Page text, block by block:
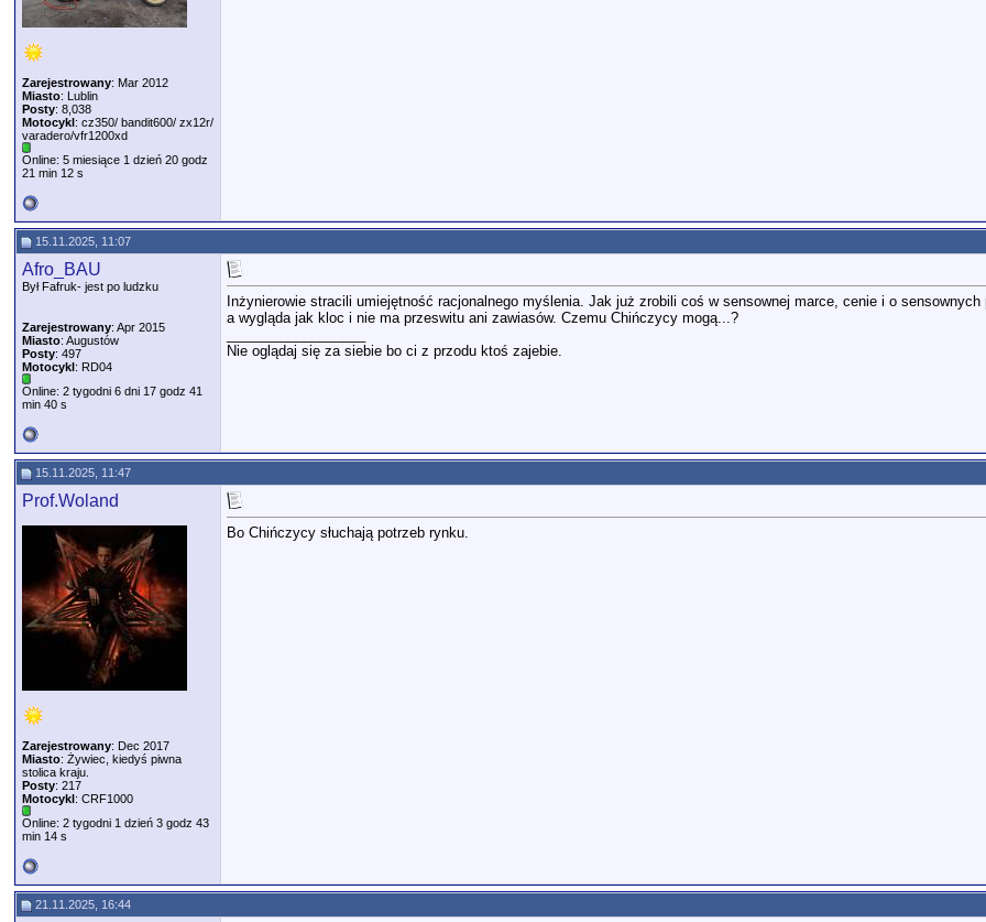
Zarejestrowany: Mar 2012
Miasto: Lublin
Posty: 8,038
Motocykl: cz350/ bandit600/ zx12r/
varadero/vfr1200xd
Online: 5 miesiące 1 dzień 20 godz
21 min 12 s
15.11.2025, 11:07
Afro_BAU
Był Fafruk- jest po ludzku
Zarejestrowany: Apr 2015
Miasto: Augustów
Posty: 497
Motocykl: RD04
Online: 2 tygodni 6 dni 17 godz 41
min 40 s
Inżynierowie stracili umiejętność racjonalnego myślenia. Jak już zrobili coś w sensownej marce, cenie i o
a wygląda jak kloc i nie ma przeswitu ani zawiasów. Czemu Chińczycy mogą...?
Nie oglądaj się za siebie bo ci z przodu ktoś zajebie.
15.11.2025, 11:47
Prof.Woland
Zarejestrowany: Dec 2017
Miasto: Żywiec, kiedyś piwna
stolica kraju.
Posty: 217
Motocykl: CRF1000
Online: 2 tygodni 1 dzień 3 godz 43
min 14 s
Bo Chińczycy słuchają potrzeb rynku.
21.11.2025, 16:44